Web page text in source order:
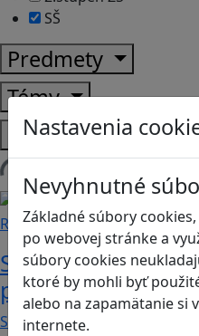
Nastavenia
Nevyhnutné
Základné súbory
po webovej stránke a
súbory cookies
ktoré by mohli byť
alebo na zapamätanie si
internete.
SŠ
Predmety
Témy
Platformy
Načítam blogy
Recenzie
Supermarket
prácu v obchode
Supermarket Together je